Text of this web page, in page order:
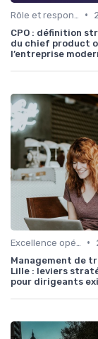
•
CPO : définition
du chief product
l’entreprise
•
Management de
Lille : leviers
pour dirigeants